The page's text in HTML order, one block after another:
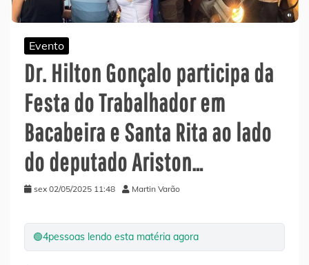
Evento
Dr. Hilton Gonçalo participa da
Festa do Trabalhador em
Bacabeira e Santa Rita ao lado
do deputado Ariston…
sex 02/05/2025 11:48 Martin Varão
🟢4pessoas lendo esta matéria agora